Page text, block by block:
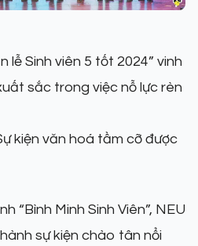
lễ Sinh viên 5 tốt 2024” vinh
sắc trong việc nỗ lực rèn
kiện văn hoá tầm cỡ được
“Bình Minh Sinh Viên”, NEU
sự kiện chào tân nổi